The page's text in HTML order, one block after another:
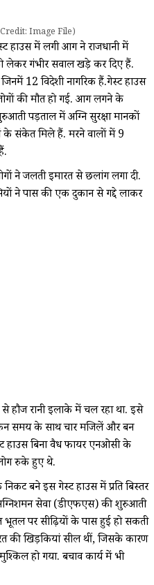
Credit: Image File)
हाउस में लगी आग ने राजधानी में
लेकर गंभीर सवाल खड़े कर दिए हैं.
12 विदेशी नागरिक हैं.गेस्ट हाउस
की मौत हो गई. आग लगने के
पड़ताल में अग्नि सुरक्षा मानकों
के संकेत मिले हैं. मरने वालों में 9
ने जलती इमारत से छलांग लगा दी.
ने पास की एक दुकान से गद्दे लाकर
हौज रानी इलाके में चल रहा था. इसे
समय के साथ चार मजिलें और बन
हाउस बिना वैध फायर एनओसी के
रुके हुए थे.
बने इस गेस्ट हाउस में प्रति बिस्तर
अग्निशमन सेवा (डीएफएस) की शुरुआती
पर सीढ़ियों के पास हुई हो सकती
की खिड़कियां सील थीं, जिसके कारण
हो गया. बचाव कार्य में भी